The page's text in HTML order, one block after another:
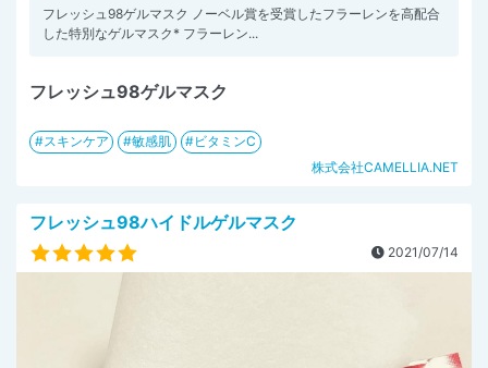
フレッシュ98ゲルマスク ノーベル賞を受賞したフラーレンを高配合
した特別なゲルマスク* フラーレン...
フレッシュ98ゲルマスク
スキンケア 敏感肌
ビタミンC
株式会社CAMELLIA.NET
フレッシュ98ハイドルゲルマスク
2021/07/14